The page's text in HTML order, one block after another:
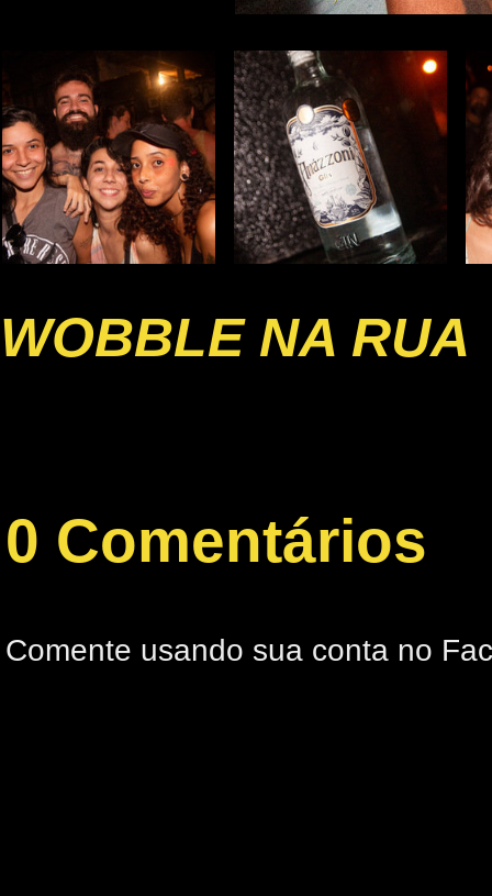
WOBBLE NA RUA
0 Comentários
Comente usando sua conta no